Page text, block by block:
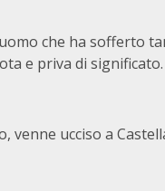
che ha sofferto
e priva di significato.
venne ucciso a